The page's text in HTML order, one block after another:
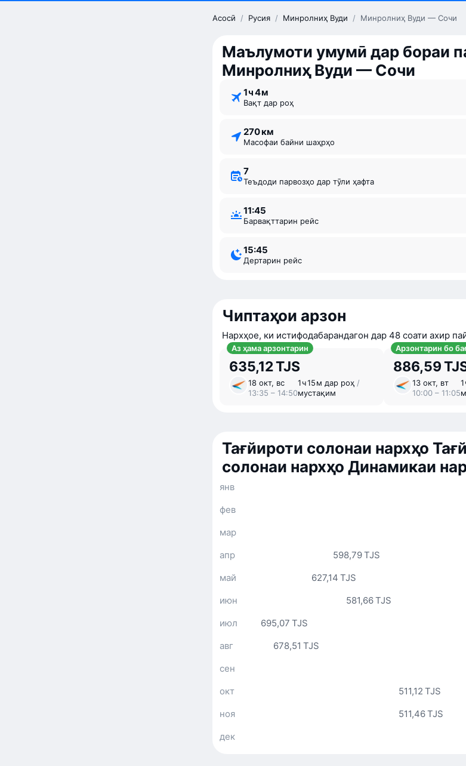
Асосӣ / Русия / Минролниҳ Вуди / Минролниҳ Вуди — Сочи
Маълумоти умумӣ дар бораи
Минролниҳ Вуди — Сочи
1 ⁠ч 4 ⁠м
Вақт дар роҳ
270 км
Масофаи байни шаҳрҳо
7
Теъдоди парвозҳо дар тӯли ҳафта
11:45
Барвақттарин рейс
15:45
Дертарин рейс
Чиптаҳои арзон
Нархҳое, ки истифодабарандагон дар 48 соати ахир
Аз ҳама арзонтарин
635,12 TJS
18 окт, вс
13:35 – 14:50
1 ⁠ч 15 ⁠м дар роҳ /
мустақим
Арзонтарин бо
886,59
13 окт, вт
10:00 – 11:05
Тағйироти солонаи нархҳо
солонаи нархҳо Динамикаи
янв
фев
мар
598,79 TJS
апр
627,14 TJS
май
581,66 TJS
июн
695,07 TJS
июл
678,51 TJS
авг
сен
511,12 TJS
окт
511,46 TJS
ноя
дек